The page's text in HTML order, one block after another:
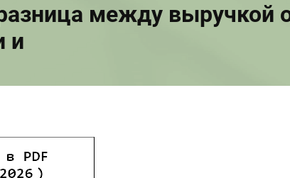
между выручкой
и